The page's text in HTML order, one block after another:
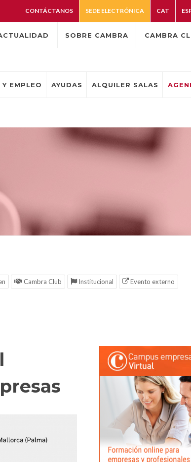
CONTÁCTANOS SEDE ELECTRÓNICA CAT
SOBRE CAMBRA CAMBRA
EMPLEO AYUDAS ALQUILER SALAS
Cambra Club Institucional
Evento externo